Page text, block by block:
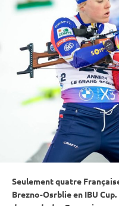
Seulement quatre
Brezno-Osrblie en IBU Cup.